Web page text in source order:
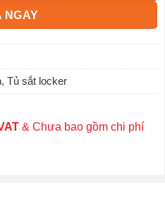
NGAY
, Tủ sắt locker
& Chưa bao gồm chi phí